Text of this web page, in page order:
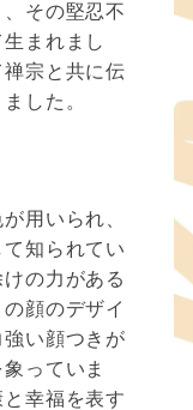
その堅忍不
まれまし
宗と共に伝
した。
用いられ、
知られてい
の力がある
顔のデザイ
い顔つきが
っていま
幸福を表す